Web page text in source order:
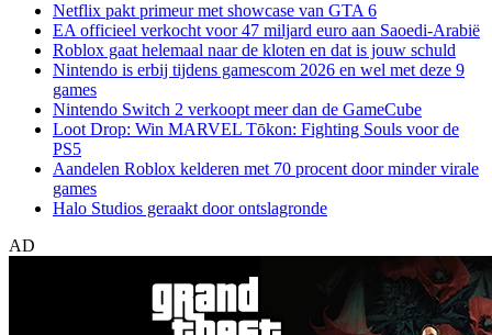
Netflix pakt primeur met showcase van GTA 6
EA officieel verkocht voor 47 miljard euro aan Saoedi-Arabië
Roblox gaat helemaal naar de kloten en dat is jouw schuld
Nintendo is erbij tijdens gamescom 2026 en wel met deze 9
games
Nintendo Switch 2 verkoopt meer dan de GameCube
Loot Drop: Win MARVEL Tōkon: Fighting Souls voor de
PS5
Aandelen Roblox kelderen met 70 procent door minder virale
games
Halo Studios geraakt door ontslagronde
AD